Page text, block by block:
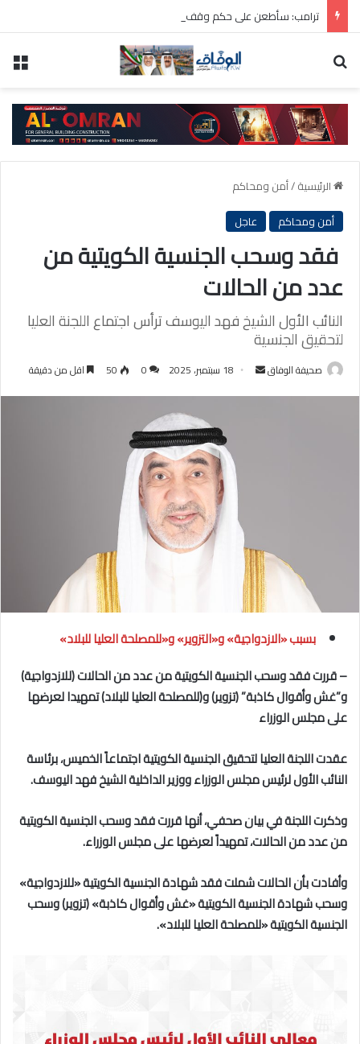
ترامب: سأطعن على حكم وقف بناء قاعة الاحتفالات بالبيت الأبيض
الرئيسية/أمن ومحاكم
أمن ومحاكم
عاجل
فقد وسحب الجنسية الكويتية من
عدد من الحالات
النائب الأول الشيخ فهد اليوسف ترأس اجتماع اللجنة العليا
لتحقيق الجنسية
صحيفة الوفاق
أرسل 18 سبتمبر، 2025 0
50 اقل من دقيقة
بسبب «الازدواجية» و«التزوير» و«للمصلحة العليا للبلاد»
– قررت فقد وسحب الجنسية الكويتية من عدد من الحالات (للازدواجية)
و”غش وأقوال كاذبة” (تزوير) و(للمصلحة العليا للبلاد) تمهيدا لعرضها
على مجلس الوزراء
عقدت اللجنة العليا لتحقيق الجنسية الكويتية اجتماعاً الخميس، برئاسة
النائب الأول لرئيس مجلس الوزراء ووزير الداخلية الشيخ فهد اليوسف.
وذكرت اللجنة في بيان صحفي، أنها قررت فقد وسحب الجنسية الكويتية
من عدد من الحالات، تمهيداً لعرضها على مجلس الوزراء.
وأفادت بأن الحالات شملت فقد شهادة الجنسية الكويتية «للازدواجية»
وسحب شهادة الجنسية الكويتية «غش وأقوال كاذبة» (تزوير) وسحب
الجنسية الكويتية «للمصلحة العليا للبلاد».